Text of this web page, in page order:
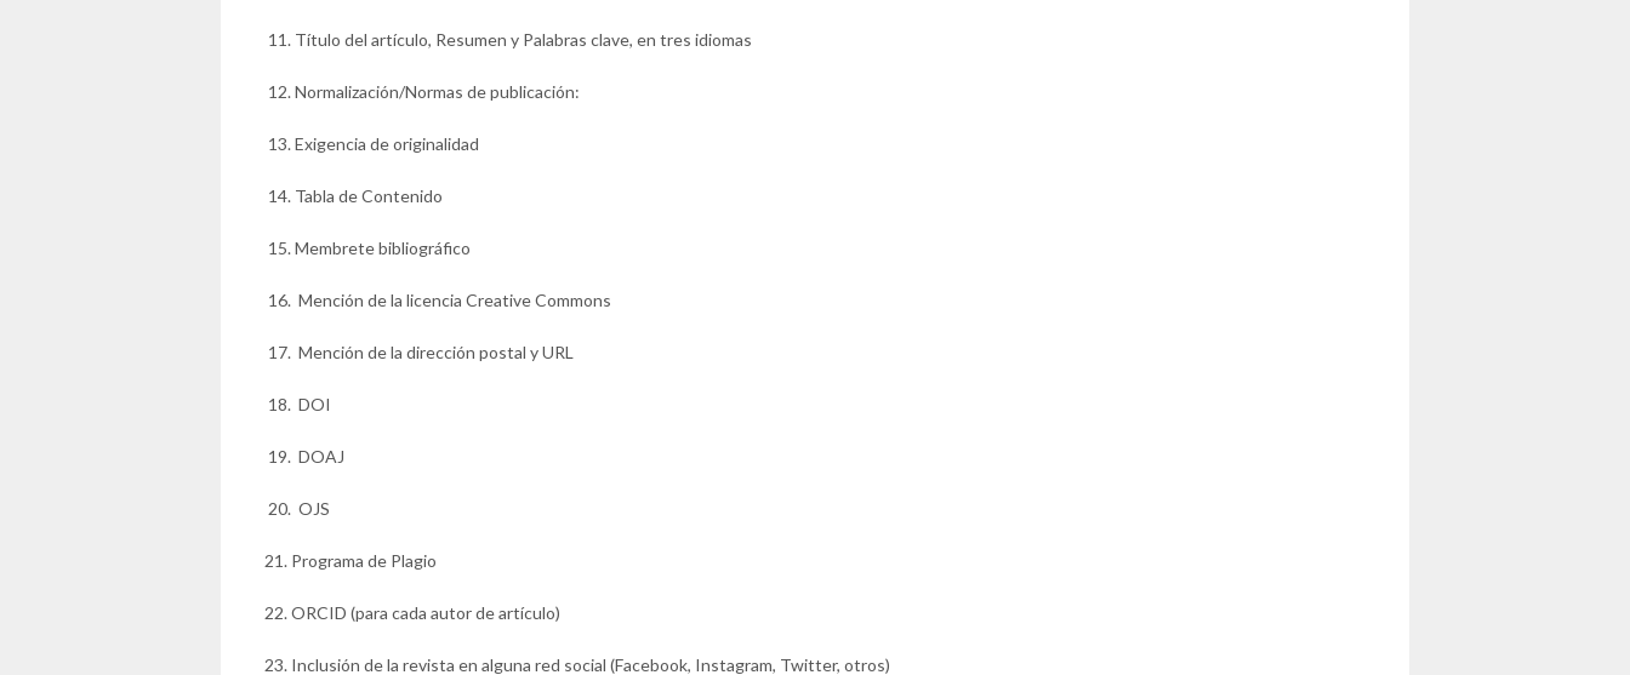
11. Título del artículo, Resumen y Palabras clave, en tres idiomas
12.Normalización/Normas de publicación:
13. Exigencia de originalidad
14. Tabla de Contenido
15. Membrete bibliográfico
16. Mención de la licencia Creative Commons
17. Mención de la dirección postal y URL
18. DOI
19. DOAJ
20. OJS
21. Programa de Plagio
22. ORCID (para cada autor de artículo)
23. Inclusión de la revista en alguna red social (Facebook, Instagram, Twitter, otros)